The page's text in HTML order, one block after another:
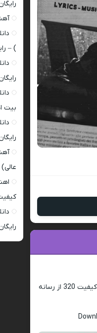
همراه با متن کامل و کیفیت 320 از رسانه
) –
بیت
عالی)
کیفیت 320 +